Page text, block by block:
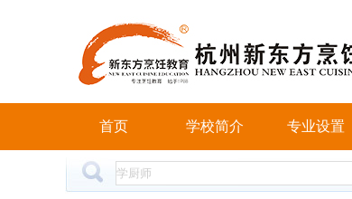
首页 学校简介 专业设置